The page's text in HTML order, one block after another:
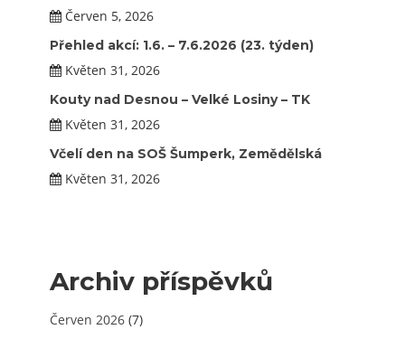
Červen 5, 2026
Přehled akcí: 1.6. – 7.6.2026 (23. týden)
Květen 31, 2026
Kouty nad Desnou – Velké Losiny – TK
Květen 31, 2026
Včelí den na SOŠ Šumperk, Zemědělská
Květen 31, 2026
Archiv příspěvků
Červen 2026 (7)